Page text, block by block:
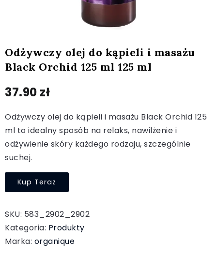
Odżywczy olej do kąpieli i masażu
Black Orchid 125 ml 125 ml
37.90 zł
Odżywczy olej do kąpieli i masażu Black Orchid 125
ml to idealny sposób na relaks, nawilżenie i
odżywienie skóry każdego rodzaju, szczególnie
suchej.
Kup Teraz
SKU: 583_2902_2902
Kategoria: Produkty
Marka: organique